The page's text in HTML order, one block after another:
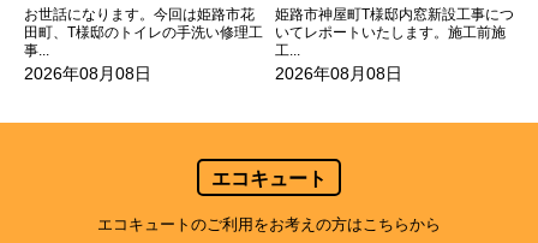
お世話になります。今回は姫路市花
田町、T様邸のトイレの手洗い修理工
事...
2026年08月08日
姫路市神屋町T様邸内窓新設工事につ
いてレポートいたします。施工前施
工...
2026年08月08日
エコキュート
エコキュートのご利用をお考えの方はこちらから